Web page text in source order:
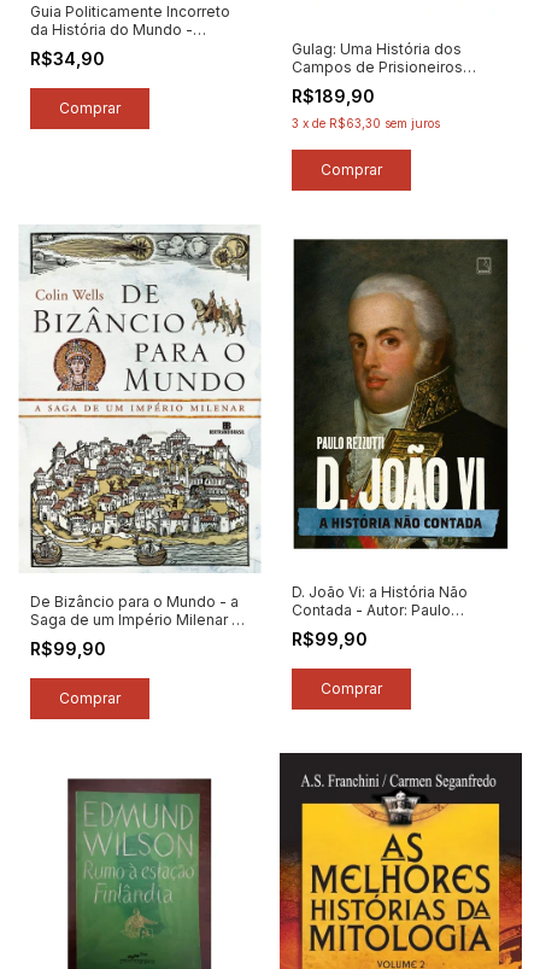
Guia Politicamente Incorreto
da História do Mundo -
Formato Tradicional - Autor:
Leandro Narloch (2013)
R$34,90
Gulag: Uma História dos
Campos de Prisioneiros
Soviéticos - Autor: Anne
Applebaum (2025) [seminovo]
R$189,90
3 x de R$63,30 sem juros
De Bizâncio para o Mundo - a
Saga de um Império Milenar -
Autor: Collins Wells (2024)
[novo]
R$99,90
D. João Vi: a História Não
Contada - Autor: Paulo
Rezzutti (2026) [novo]
R$99,90